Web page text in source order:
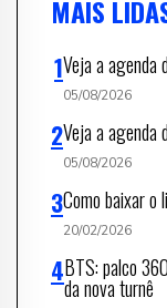
MAIS
Veja a agenda
05/08/2026
Veja a agenda
05/08/2026
Como baixar o
20/02/2026
BTS: palco
da nova turnê